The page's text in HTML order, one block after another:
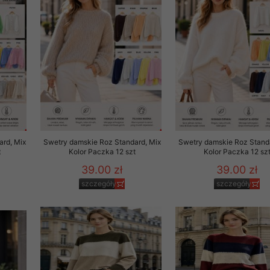
Mix
Swetry damskie Roz Standard, Mix
Kolor Paczka 12 szt
39.00 zł
szczegóły
Swetry damskie Roz
Kolor Paczka 12 szt
39.00 zł
szczegóły
29 sierpnia 1997 r. o
przechowujemy na
jedynie uprawnieni
swoich danych w celu
osobom trzecim,
na podstawie
na komputerze Klienta
naszej oferty do
internetowej
tych plików
na komputerze